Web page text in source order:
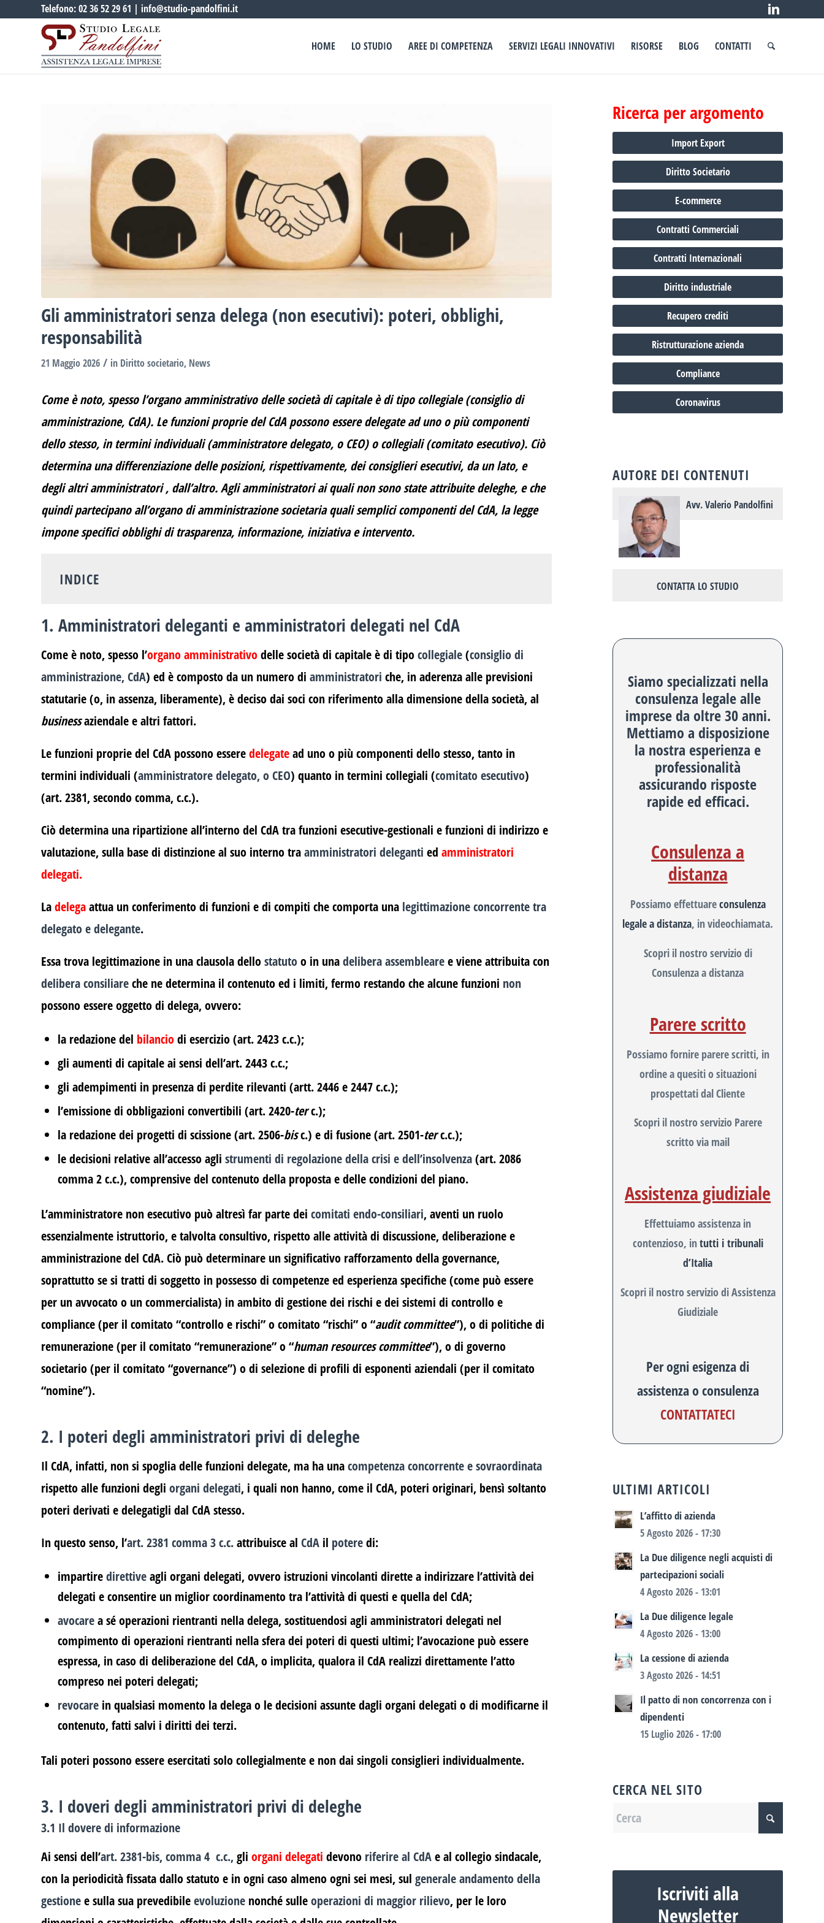
Telefono:02 36 52 29 61 | info@studio-pandolfini.it
HOME LO STUDIO AREE DI COMPETENZA SERVIZI LEGALI INNOVATIVI RISORSE BLOG CONTATTI
Gli amministratori senza delega (non esecutivi): poteri, obblighi,
responsabilità
21 Maggio 2026 / in Diritto societario, News
Come è noto, spesso l’organo amministrativo delle società di capitale è di tipo collegiale (consiglio di
amministrazione, CdA). Le funzioni proprie del CdA possono essere delegate ad uno o più componenti
dello stesso, in termini individuali (amministratore delegato, o CEO) o collegiali (comitato esecutivo). Ciò
determina una differenziazione delle posizioni, rispettivamente, dei consiglieri esecutivi, da un lato, e
degli altri amministratori , dall’altro. Agli amministratori ai quali non sono state attribuite deleghe, e che
quindi partecipano all’organo di amministrazione societaria quali semplici componenti del CdA, la legge
impone specifici obblighi di trasparenza, informazione, iniziativa e intervento.
INDICE
1. Amministratori deleganti e amministratori delegati nel CdA
Come è noto, spesso l’organo amministrativodelle società di capitale è di tipocollegiale(consiglio di
amministrazione, CdA) ed è composto da un numero di amministratori che, in aderenza alle previsioni
statutarie (o, in assenza, liberamente), è deciso dai soci con riferimento alla dimensione della società, al
businessaziendale e altri fattori.
Le funzioni proprie del CdA possono esseredelegatead uno o più componenti dello stesso, tanto in
termini individuali (amministratore delegato, o CEO) quanto in termini collegiali (comitato esecutivo)
(art. 2381, secondo comma, c.c.).
Ciò determina una ripartizione all’interno del CdA tra funzioni esecutive-gestionali e funzioni di indirizzo e
valutazione, sulla base di distinzione al suo interno traamministratori deleganti ed amministratori
delegati.
Ladelegaattua un conferimento di funzioni e di compiti che comporta una legittimazione concorrente tra
delegato e delegante.
Essa trova legittimazione in una clausola dellostatutoo in unadeliberaassemblearee viene attribuita con
deliberaconsiliareche ne determina il contenuto ed i limiti, fermo restando che alcune funzioni non
possono essere oggetto di delega, ovvero:
la redazione del bilanciodi esercizio (art. 2423 c.c.);
gli aumenti di capitale ai sensi dell’art. 2443 c.c.;
gli adempimenti in presenza di perdite rilevanti (artt. 2446 e 2447 c.c.);
l’emissione di obbligazioni convertibili (art. 2420-terc.);
la redazione dei progetti di scissione (art. 2506-bisc.) e di fusione (art. 2501-terc.c.);
le decisioni relative all’accesso agli strumenti di regolazione della crisi e dell’insolvenza(art. 2086
comma 2 c.c.), comprensive del contenuto della proposta e delle condizioni del piano.
L’amministratore non esecutivo può altresì far parte dei comitati endo-consiliari, aventi un ruolo
essenzialmente istruttorio, e talvolta consultivo, rispetto alle attività di discussione, deliberazione e
amministrazione del CdA. Ciò può determinare un significativo rafforzamento della governance,
soprattutto se si tratti di soggetto in possesso di competenze ed esperienza specifiche (come può essere
per un avvocato o un commercialista) in ambito di gestione dei rischi e dei sistemi di controllo e
compliance (per il comitato “controllo e rischi” o comitato “rischi” o “audit committee”), o di politiche di
remunerazione (per il comitato “remunerazione” o “human resources committee”), o di governo
societario (per il comitato “governance”) o di selezione di profili di esponenti aziendali (per il comitato
“nomine”).
2. I poteri degli amministratori privi di deleghe
Il CdA, infatti, non si spoglia delle funzioni delegate, ma ha unacompetenza concorrente e sovraordinata
rispetto alle funzioni degli organi delegati, i quali non hanno, come il CdA, poteri originari, bensì soltanto
poteri derivati e delegatigli dal CdA stesso.
In questo senso, l’art. 2381 comma 3 c.c.attribuisce al CdA il poteredi:
impartiredirettiveagli organi delegati, ovvero istruzioni vincolanti dirette a indirizzare l’attività dei
delegati e consentire un miglior coordinamento tra l’attività di questi e quella del CdA;
avocarea sé operazioni rientranti nella delega, sostituendosi agli amministratori delegati nel
compimento di operazioni rientranti nella sfera dei poteri di questi ultimi; l’avocazione può essere
espressa, in caso di deliberazione del CdA, o implicita, qualora il CdA realizzi direttamente l’atto
compreso nei poteri delegati;
revocare in qualsiasi momento la delega o le decisioni assunte dagli organi delegati o di modificarne il
contenuto, fatti salvi i diritti dei terzi.
Tali poteri possono essere esercitati solo collegialmente e non dai singoli consiglieri individualmente.
3. I doveri degli amministratori privi di deleghe
3.1 Il dovere di informazione
Ai sensi dell’art. 2381-bis, comma 4 c.c., gli organi delegati devono riferire al CdAe al collegio sindacale,
con la periodicità fissata dallo statuto e in ogni caso almeno ogni sei mesi, sul generale andamento della
gestionee sulla sua prevedibileevoluzione nonché sulleoperazioni di maggior rilievo, per le loro
Ricerca per argomento
Import Export
Diritto Societario
E-commerce
Contratti Commerciali
Contratti Internazionali
Diritto industriale
Recupero crediti
Ristrutturazione azienda
Compliance
Coronavirus
AUTORE DEI CONTENUTI
Avv. Valerio Pandolfini
CONTATTA LO STUDIO
Siamo specializzati nella
consulenza legale alle
imprese da oltre 30 anni.
Mettiamo a disposizione
la nostra esperienza e
professionalità
assicurando risposte
rapide ed efficaci.
Consulenza a
distanza
Possiamo effettuareconsulenza
legale a distanza, in videochiamata.
Scopri il nostro servizio di
Consulenza a distanza
Parere scritto
Possiamo fornire parere scritti, in
ordine a quesiti o situazioni
prospettati dal Cliente
Scopri il nostro servizio Parere
scritto via mail
Assistenza giudiziale
Effettuiamo assistenza in
contenzioso, intutti i tribunali
d’Italia
Scopri il nostro servizio di Assistenza
Giudiziale
Per ogni esigenza di
assistenza o consulenza
CONTATTATECI
ULTIMI ARTICOLI
L’affitto di azienda
5 Agosto 2026 - 17:30
La Due diligence negli acquisti di
partecipazioni sociali
4 Agosto 2026 - 13:01
La Due diligence legale
4 Agosto 2026 - 13:00
La cessione di azienda
3 Agosto 2026 - 14:51
Il patto di non concorrenza con i
dipendenti
15 Luglio 2026 - 17:00
CERCA NEL SITO
Iscriviti alla
Newsletter